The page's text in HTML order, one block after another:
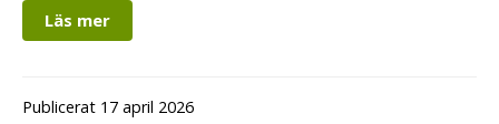
Läs mer
Publicerat 17 april 2026